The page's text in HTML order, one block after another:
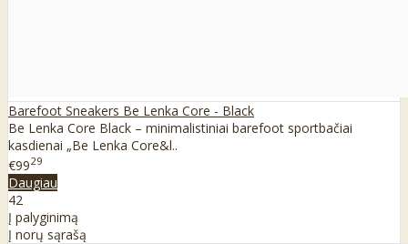
Barefoot Sneakers Be Lenka Core - Black
Be Lenka Core Black – minimalistiniai barefoot sportbačiai
kasdienai „Be Lenka Core&l..
€9929
Daugiau
42
Į palyginimą
Į norų sąrašą